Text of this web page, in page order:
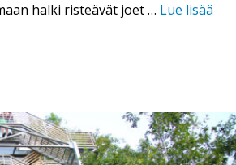
halki risteävät joet … Lue lisää